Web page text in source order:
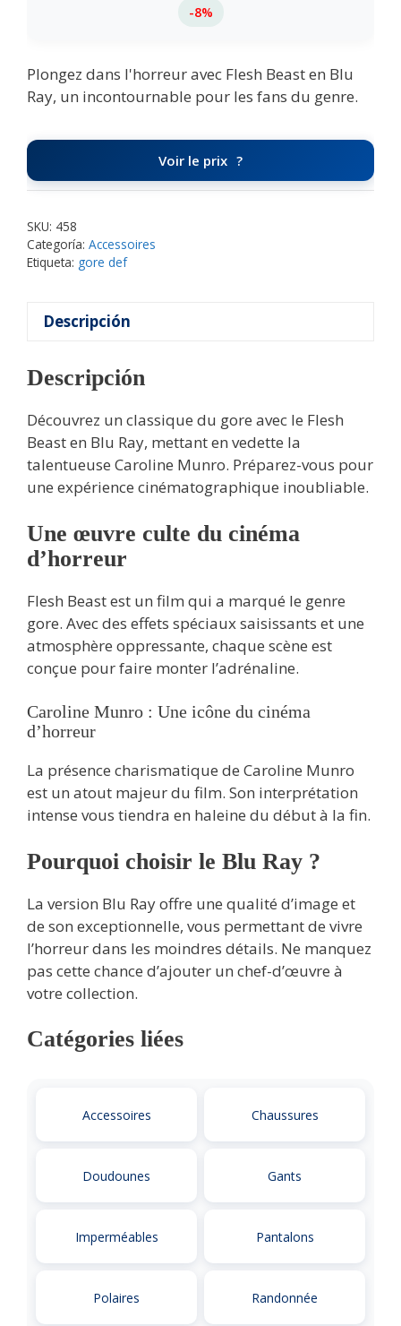
-8%
Plongez dans l'horreur avec Flesh Beast en Blu
Ray, un incontournable pour les fans du genre.
Voir le prix
SKU: 458
Categoría: Accessoires
Etiqueta: gore def
Descripción
Descripción
Découvrez un classique du gore avec le Flesh
Beast en Blu Ray, mettant en vedette la
talentueuse Caroline Munro. Préparez-vous pour
une expérience cinématographique inoubliable.
Une œuvre culte du cinéma
d’horreur
Flesh Beast est un film qui a marqué le genre
gore. Avec des effets spéciaux saisissants et une
atmosphère oppressante, chaque scène est
conçue pour faire monter l’adrénaline.
Caroline Munro : Une icône du cinéma
d’horreur
La présence charismatique de Caroline Munro
est un atout majeur du film. Son interprétation
intense vous tiendra en haleine du début à la fin.
Pourquoi choisir le Blu Ray ?
La version Blu Ray offre une qualité d’image et
de son exceptionnelle, vous permettant de vivre
l’horreur dans les moindres détails. Ne manquez
pas cette chance d’ajouter un chef-d’œuvre à
votre collection.
Catégories liées
Accessoires Chaussures
Doudounes Gants
Imperméables Pantalons
Polaires Randonnée